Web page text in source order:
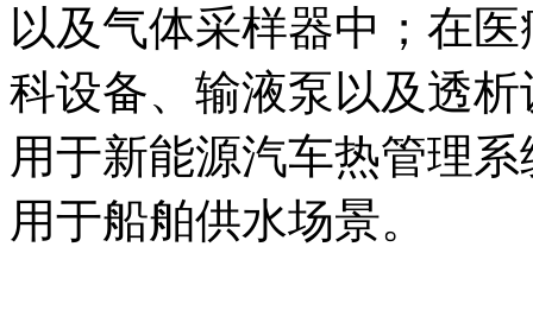
以及气体采样器中；在
科设备、输液泵以及透
用于新能源汽车热管理
用于船舶供水场景。